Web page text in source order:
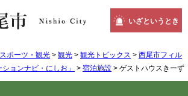
いざというとき
スポーツ・観光 > 観光 > 観光トピックス > 西尾市フィル
ョンナビ・にしお」
> 宿泊施設 > ゲストハウスきーず